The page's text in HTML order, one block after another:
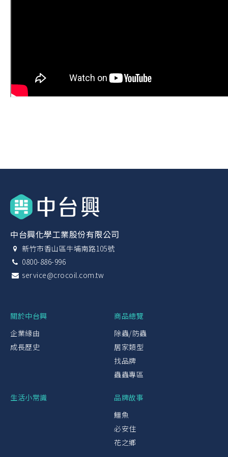
中台興化學工業股份有限公司
新竹市香山區牛埔南路105號
0800-886-996
service@crocoil.com.tw
關於中台興
企業緣由
成長歷史
商品總覽
除蟲/防蟲
居家類型
找品牌
蟲蟲專區
生活小常識
品牌故事
鱷魚
必安住
花之鄉